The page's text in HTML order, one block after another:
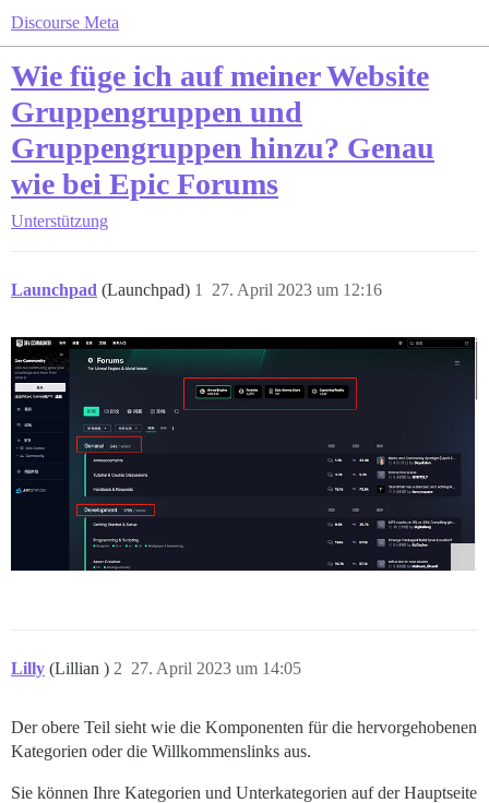
Discourse Meta
Wie füge ich auf meiner Website
Gruppengruppen und
Gruppengruppen hinzu? Genau
wie bei Epic Forums
Unterstützung
Launchpad (Launchpad) 27. April 2023 um 12:16
1
Lilly (Lillian ) 27. April 2023 um 14:05
2
Der obere Teil sieht wie die Komponenten für die hervorgehobenen
Kategorien oder die Willkommenslinks aus.
Sie können Ihre Kategorien und Unterkategorien auf der Hauptseite